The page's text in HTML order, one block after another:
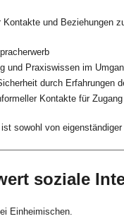
Kontakte und Beziehungen
und Praxiswissen im
durch Erfahrungen
Kontakte für
sowohl von
soziale
Einheimischen.